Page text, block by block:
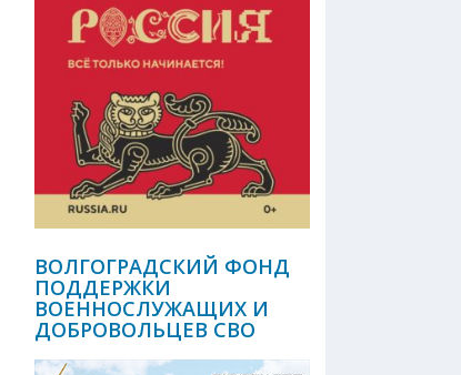
ВОЛГОГРАДСКИЙ ФОНД
ПОДДЕРЖКИ
ВОЕННОСЛУЖАЩИХ И
ДОБРОВОЛЬЦЕВ СВО